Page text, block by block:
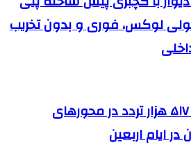
لوکس، فوری و بدون تخریب
ثبت ۲ میلیون و ۵۱۷ هزار تردد در محورهای
ایام اربعین